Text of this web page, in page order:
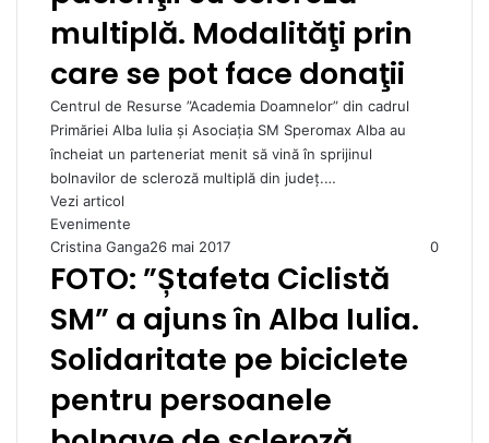
multiplă. Modalităţi prin
care se pot face donaţii
Centrul de Resurse ”Academia Doamnelor” din cadrul
Primăriei Alba Iulia și Asociația SM Speromax Alba au
încheiat un parteneriat menit să vină în sprijinul
bolnavilor de scleroză multiplă din județ.…
Vezi articol
Evenimente
Cristina Ganga26 mai 2017 0
FOTO: ”Ștafeta Ciclistă
SM” a ajuns în Alba Iulia.
Solidaritate pe biciclete
pentru persoanele